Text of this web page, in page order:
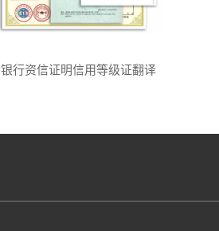
银行资信证明信用等级证翻译